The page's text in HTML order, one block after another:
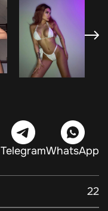
TelegramWhatsApp
22